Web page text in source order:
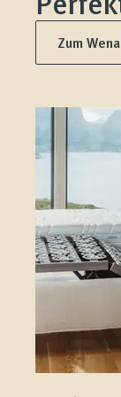
Magazin
Zum